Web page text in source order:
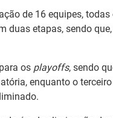
de 16 equipes,
duas etapas, sendo
os playoffs, sendo
enquanto o